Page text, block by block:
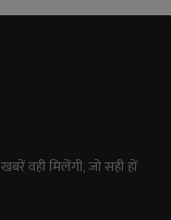
वही मिलेंगी, जो सही हों